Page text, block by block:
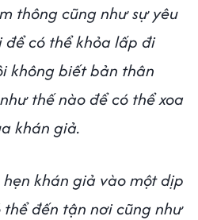
thông cũng như sự yêu
có thể khỏa lấp đi
không biết bản thân
thế nào để có thể xoa
khán giả.
khán giả vào một dịp
đến tận nơi cũng như